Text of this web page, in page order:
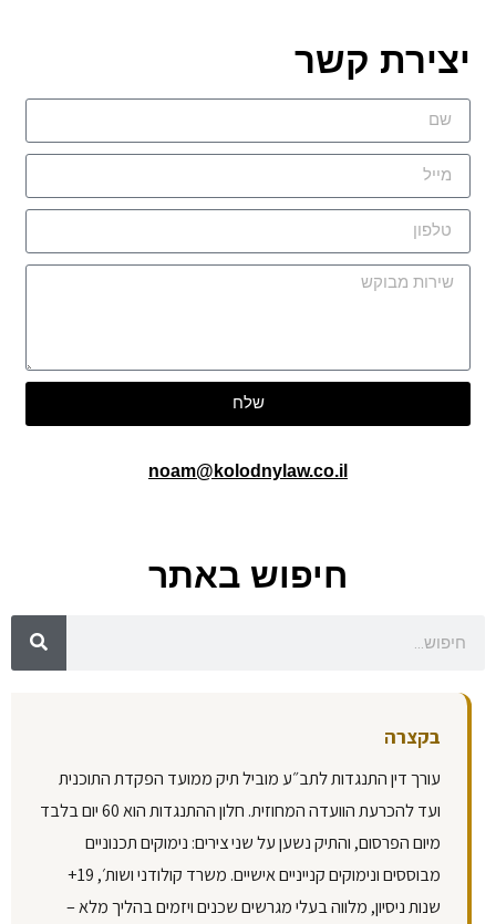
יצירת קשר
שלח
noam@kolodnylaw.co.il
חיפוש באתר
בקצרה
עורך דין התנגדות לתב״ע מוביל תיק ממועד הפקדת התוכנית
ועד להכרעת הוועדה המחוזית. חלון ההתנגדות הוא 60 יום בלבד
מיום הפרסום, והתיק נשען על שני צירים: נימוקים תכנוניים
מבוססים ונימוקים קנייניים אישיים. משרד קולודני ושות׳, 19+
שנות ניסיון, מלווה בעלי מגרשים שכנים ויזמים בהליך מלא –